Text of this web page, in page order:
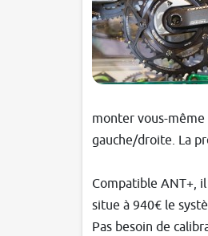
monter vous-
gauche/droite. La
Compatible ANT+,
situe à 940€ le
Pas besoin de